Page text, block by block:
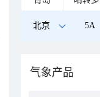
北京 5A
气象产品